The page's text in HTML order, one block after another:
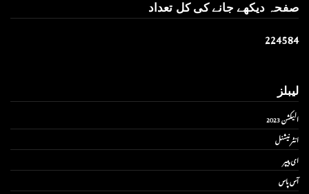
صفحہ دیکھے جانے کی کل تعداد
224584
لیبلز
الیکشن 2023
انٹر نیشنل
ای پیپر
آس پاس